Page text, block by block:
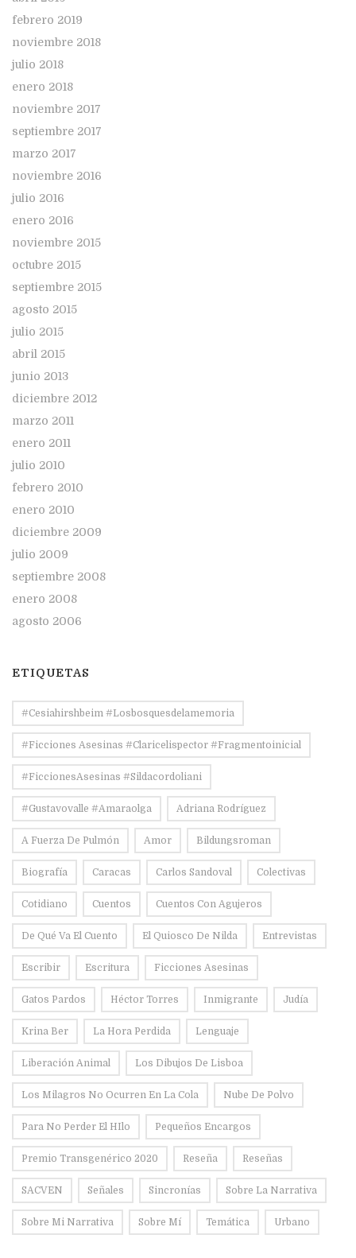
febrero 2019
noviembre 2018
julio 2018
enero 2018
noviembre 2017
septiembre 2017
marzo 2017
noviembre 2016
julio 2016
enero 2016
noviembre 2015
octubre 2015
septiembre 2015
agosto 2015
julio 2015
abril 2015
junio 2013
diciembre 2012
marzo 2011
enero 2011
julio 2010
febrero 2010
enero 2010
diciembre 2009
julio 2009
septiembre 2008
enero 2008
agosto 2006
ETIQUETAS
#Cesiahirshbeim #losbosquesdelamemoria
#ficciones Asesinas #claricelispector #fragmentoinicial
#FiccionesAsesinas #sildacordoliani
#Gustavovalle #amaraolga Adriana Rodríguez
A Fuerza De Pulmón Amor Bildungsroman
Biografía Caracas Carlos Sandoval Colectivas
Cotidiano Cuentos Cuentos Con Agujeros
De Qué Va El Cuento El Quiosco De Nilda Entrevistas
Escribir Escritura Ficciones Asesinas
Gatos Pardos Héctor Torres Inmigrante Judía
Krina Ber La Hora Perdida Lenguaje
Liberación Animal Los Dibujos De Lisboa
Los Milagros No Ocurren En La Cola Nube De Polvo
Para No Perder El HIlo Pequeños Encargos
Premio Transgenérico 2020 Reseña Reseñas
SACVEN Señales Sincronías Sobre La Narrativa
Sobre Mi Narrativa Sobre Mí Temática Urbano